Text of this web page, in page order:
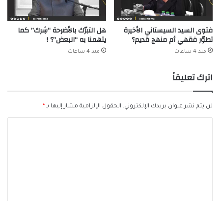
فتوى السيد السيستاني الأخيرة
تطوّر فقهي أم منهج قديم؟
منذ 4 ساعات
هل التبرّك بالأضرحة “شِرك” كما
يتهمنا به “البعض”؟ !
منذ 4 ساعات
اترك تعليقاً
لن يتم نشر عنوان بريدك الإلكتروني. الحقول الإلزامية مشار إليها بـ *